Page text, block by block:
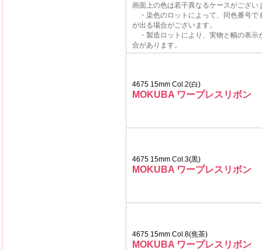
画面上の色は若干異なるケースがござい
・染色のロットによって、同色番号で
が出る場合がございます。
・製造ロットにより、実物と幅の表示
合があります。
4675 15mm Col.2(白)
MOKUBA ワープレスリボン
4675 15mm Col.3(黒)
MOKUBA ワープレスリボン
4675 15mm Col.8(焦茶)
MOKUBA ワープレスリボン